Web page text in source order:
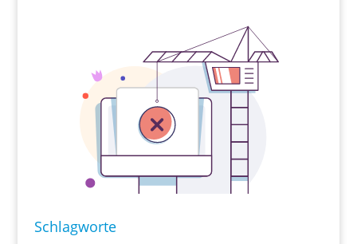
Schlagworte